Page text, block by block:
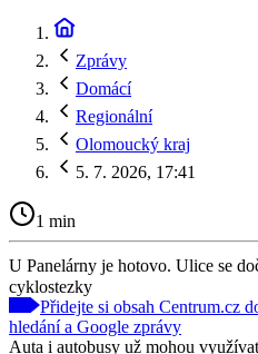
Zprávy
Domácí
Regionální
Olomoucký kraj
5. 7. 2026, 17:41
1 min
U Panelárny je hotovo. Ulice se
cyklostezky
Přidejte si obsah Centrum.cz
hledání a Google zprávy
Auta i autobusy už mohou